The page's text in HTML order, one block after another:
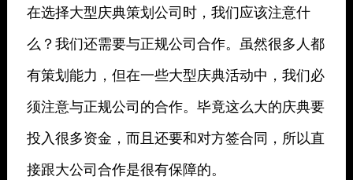
在选择大型庆典策划公司时，我们应该注意什
么？我们还需要与正规公司合作。虽然很多人都
有策划能力，但在一些大型庆典活动中，我们必
须注意与正规公司的合作。毕竟这么大的庆典要
投入很多资金，而且还要和对方签合同，所以直
接跟大公司合作是很有保障的。